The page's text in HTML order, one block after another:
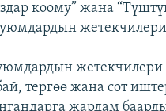
коому” жана
жетекчилери
тергөө жана сот
жардам